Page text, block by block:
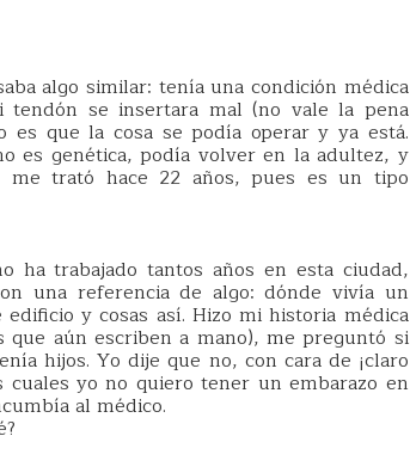
algo similar: tenía una condición médica
se insertara mal (no vale la pena
que la cosa se podía operar y ya está.
es genética, podía volver en la adultez, y
trató hace 22 años, pues es un tipo
ha trabajado tantos años en esta ciudad,
una referencia de algo: dónde vivía un
y cosas así. Hizo mi historia médica
aún escriben a mano), me preguntó si
hijos. Yo dije que no, con cara de ¡claro
yo no quiero tener un embarazo en
al médico.